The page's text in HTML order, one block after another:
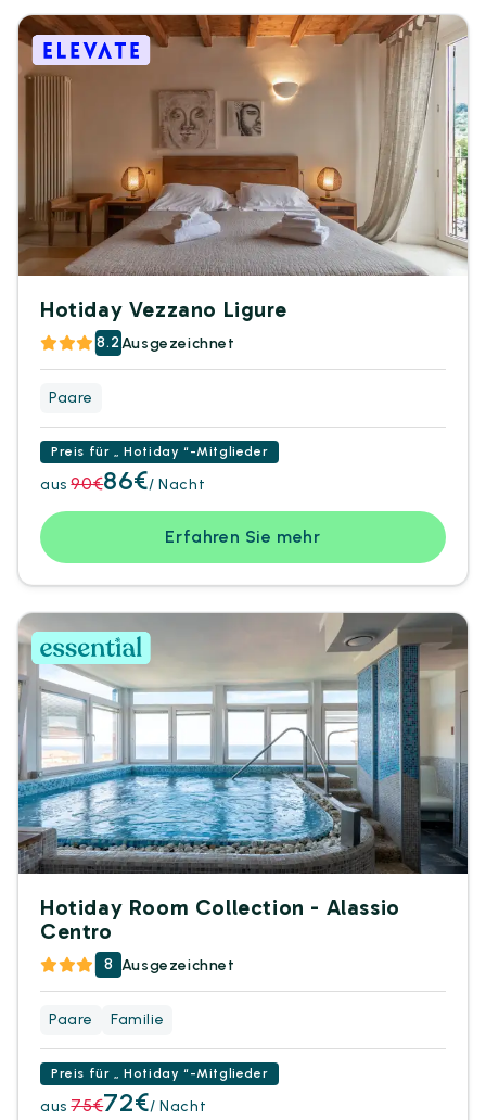
Hotiday Vezzano Ligure
8.2Ausgezeichnet
Paare
Preis für „ Hotiday “-Mitglieder
aus 90€86€/ Nacht
Erfahren Sie mehr
Hotiday Room Collection - Alassio
Centro
8 Ausgezeichnet
Paare Familie
Preis für „ Hotiday “-Mitglieder
aus 75€72€/ Nacht